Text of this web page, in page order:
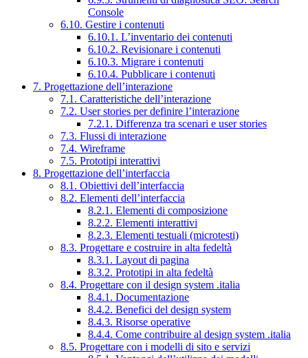
Console
6.10. Gestire i contenuti
6.10.1. L’inventario dei contenuti
6.10.2. Revisionare i contenuti
6.10.3. Migrare i contenuti
6.10.4. Pubblicare i contenuti
7. Progettazione dell’interazione
7.1. Caratteristiche dell’interazione
7.2. User stories per definire l’interazione
7.2.1. Differenza tra scenari e user stories
7.3. Flussi di interazione
7.4. Wireframe
7.5. Prototipi interattivi
8. Progettazione dell’interfaccia
8.1. Obiettivi dell’interfaccia
8.2. Elementi dell’interfaccia
8.2.1. Elementi di composizione
8.2.2. Elementi interattivi
8.2.3. Elementi testuali (microtesti)
8.3. Progettare e costruire in alta fedeltà
8.3.1. Layout di pagina
8.3.2. Prototipi in alta fedeltà
8.4. Progettare con il design system .italia
8.4.1. Documentazione
8.4.2. Benefici del design system
8.4.3. Risorse operative
8.4.4. Come contribuire al design system .italia
8.5. Progettare con i modelli di sito e servizi